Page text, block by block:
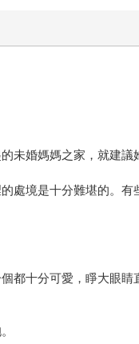
未婚媽媽之家，就建議
處境是十分難堪的。
都十分可愛，睜大眼